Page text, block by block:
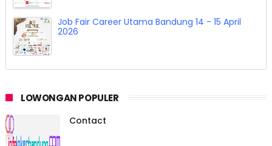
Job Fair Career Utama Bandung 14 - 15 April
2026
LOWONGAN POPULER
Contact